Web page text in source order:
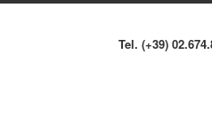
Tel. (+39)